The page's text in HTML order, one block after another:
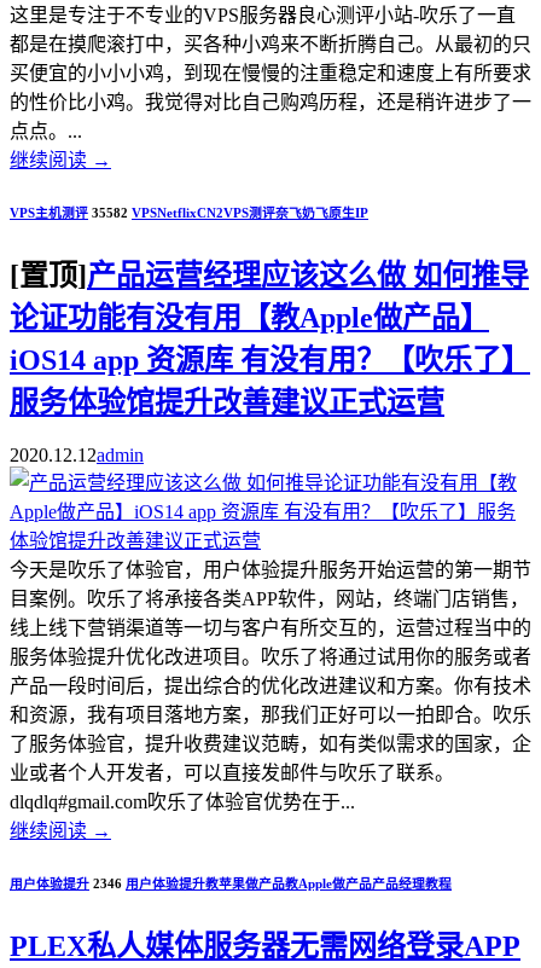
这里是专注于不专业的VPS服务器良心测评小站-吹乐了一直
都是在摸爬滚打中，买各种小鸡来不断折腾自己。从最初的只
买便宜的小小小鸡，到现在慢慢的注重稳定和速度上有所要求
的性价比小鸡。我觉得对比自己购鸡历程，还是稍许进步了一
点点。...
继续阅读 →
VPS主机测评 35582 VPSNetflixCN2VPS测评奈飞奶飞原生IP
[置顶]产品运营经理应该这么做 如何推导
论证功能有没有用【教Apple做产品】
iOS14 app 资源库 有没有用？【吹乐了】
服务体验馆提升改善建议正式运营
2020.12.12admin
今天是吹乐了体验官，用户体验提升服务开始运营的第一期节
目案例。吹乐了将承接各类APP软件，网站，终端门店销售，
线上线下营销渠道等一切与客户有所交互的，运营过程当中的
服务体验提升优化改进项目。吹乐了将通过试用你的服务或者
产品一段时间后，提出综合的优化改进建议和方案。你有技术
和资源，我有项目落地方案，那我们正好可以一拍即合。吹乐
了服务体验官，提升收费建议范畴，如有类似需求的国家，企
业或者个人开发者，可以直接发邮件与吹乐了联系。
dlqdlq#gmail.com吹乐了体验官优势在于...
继续阅读 →
用户体验提升 2346 用户体验提升教苹果做产品教Apple做产品产品经理教程
PLEX私人媒体服务器无需网络登录APP